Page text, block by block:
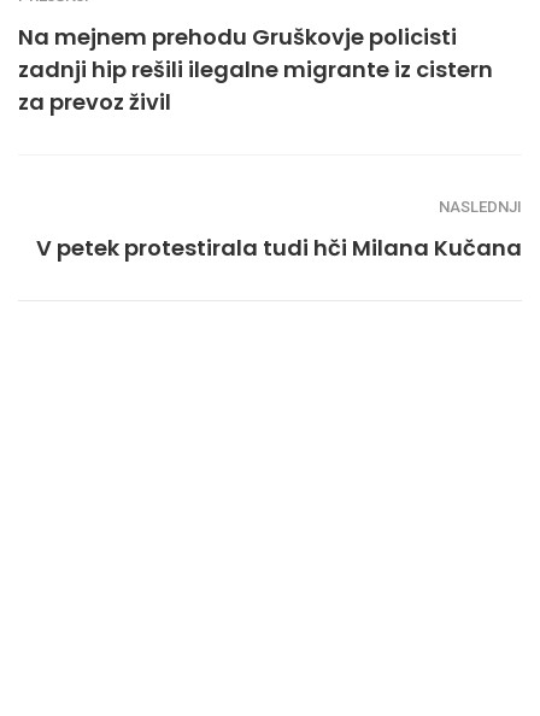
Na mejnem prehodu Gruškovje policisti
zadnji hip rešili ilegalne migrante iz cistern
za prevoz živil
NASLEDNJI
V petek protestirala tudi hči Milana Kučana